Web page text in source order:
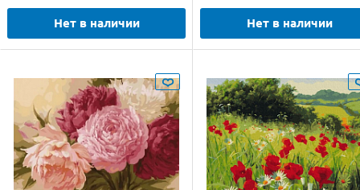
Нет в наличии Нет в наличии